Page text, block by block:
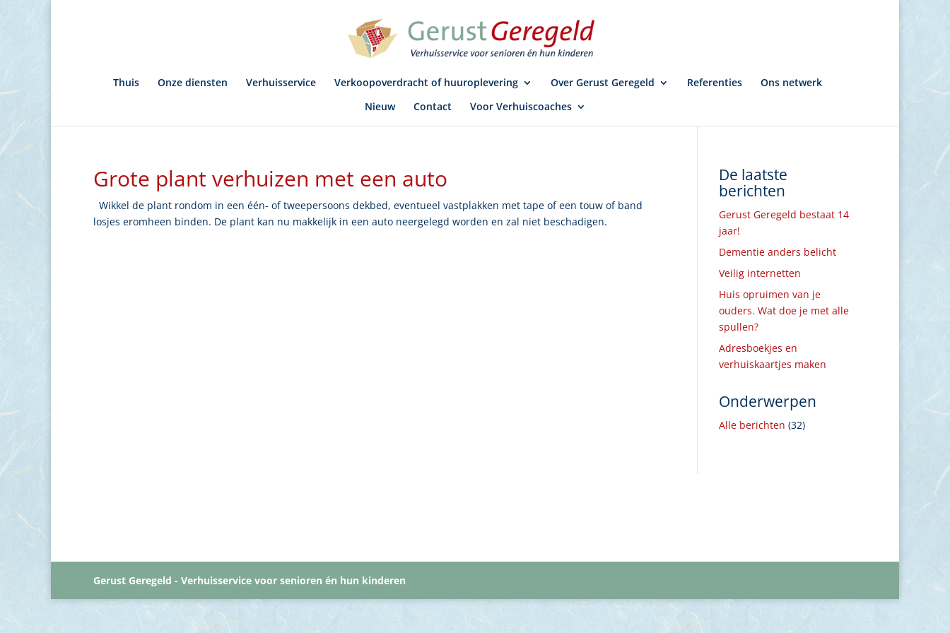
Thuis Onze diensten Verhuisservice Verkoopoverdracht of huuroplevering Over Gerust Geregeld Referenties
Ons netwerk
Nieuw
Contact Voor Verhuiscoaches
Grote plant verhuizen met een auto
Wikkel de plant rondom in een één- of tweepersoons dekbed, eventueel vastplakken met tape of een touw of band
losjes eromheen binden. De plant kan nu makkelijk in een auto neergelegd worden en zal niet beschadigen.
De laatste
berichten
Gerust Geregeld bestaat 14
jaar!
Dementie anders belicht
Veilig internetten
Huis opruimen van je
ouders. Wat doe je met alle
spullen?
Adresboekjes en
verhuiskaartjes maken
Onderwerpen
Alle berichten (32)
Gerust Geregeld - Verhuisservice voor senioren én hun kinderen